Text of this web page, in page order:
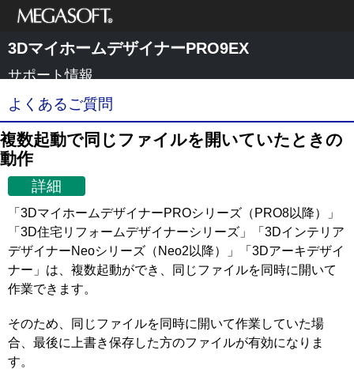
メガソフト株式
会社
3DマイホームデザイナーPRO9EX
サポート情報
よくあるご質問
複数起動で同じファイルを開いていたときの
動作
詳細
「3DマイホームデザイナーPROシリーズ（PRO8以降）」
「3D住宅リフォームデザイナーシリーズ」「3Dインテリア
デザイナーNeoシリーズ（Neo2以降）」「3Dアーキデザイ
ナー」は、複数起動ができ、同じファイルを同時に開いて
作業できます。
そのため、同じファイルを同時に開いて作業していた場
合、最後に上書き保存した方のファイルが有効になりま
す。